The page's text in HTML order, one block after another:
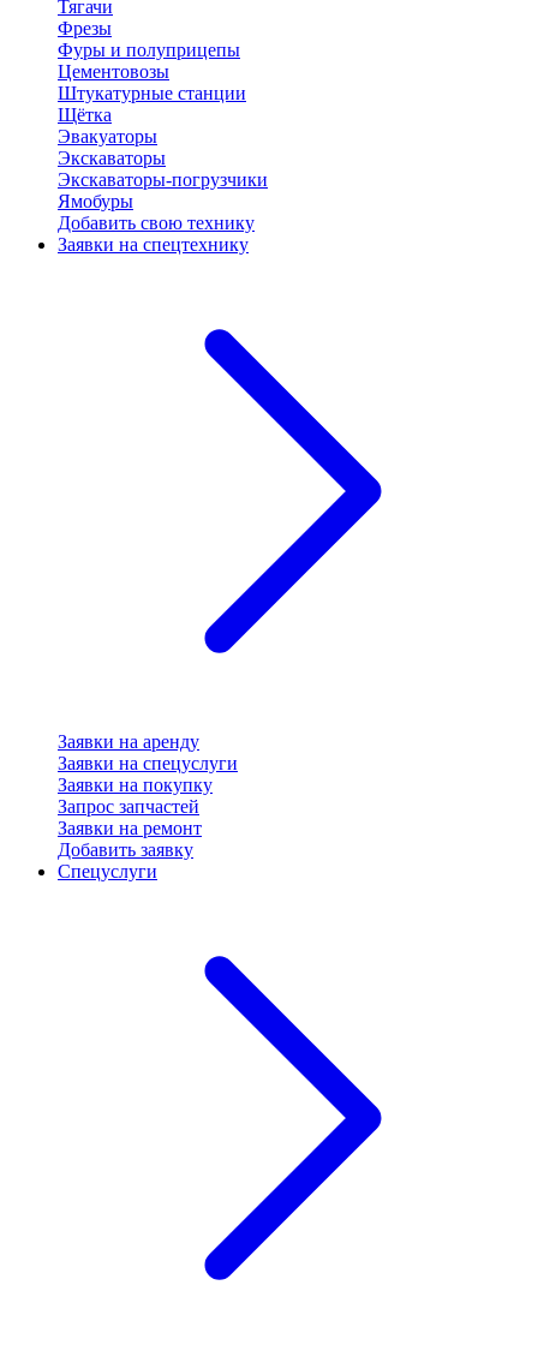
Тягачи
Фрезы
Фуры и полуприцепы
Цементовозы
Штукатурные станции
Щётка
Эвакуаторы
Экскаваторы
Экскаваторы-погрузчики
Ямобуры
Добавить свою технику
Заявки на спецтехнику
Заявки на аренду
Заявки на спецуслуги
Заявки на покупку
Запрос запчастей
Заявки на ремонт
Добавить заявку
Спецуслуги